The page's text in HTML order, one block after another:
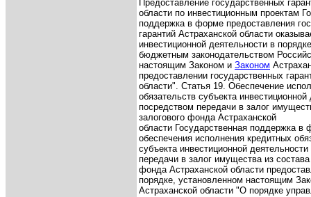
Предоставление государственных
области по инвестиционным проектам
поддержка в форме предоставления
гарантий Астраханской области
инвестиционной деятельности в
бюджетным законодательством
настоящим Законом и Законом
предоставлении государственных
области". Статья 19. Обеспечение
обязательств субъекта инвестиционной
посредством передачи в залог
залогового фонда Астраханской
области Государственная поддержка в
обеспечения исполнения кредитных
субъекта инвестиционной
передачи в залог имущества из состава
фонда Астраханской области
порядке, установленном настоящим
Астраханской области "О порядке